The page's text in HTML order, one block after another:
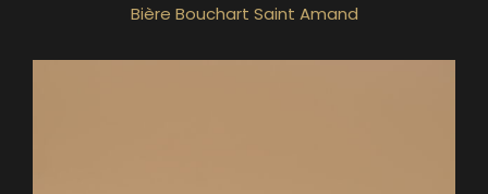
Bière Bouchart Saint Amand